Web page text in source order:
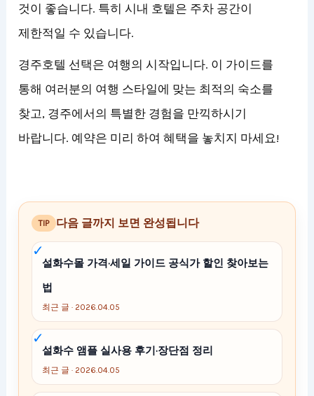
것이 좋습니다. 특히 시내 호텔은 주차 공간이
제한적일 수 있습니다.
경주호텔 선택은 여행의 시작입니다. 이 가이드를
통해 여러분의 여행 스타일에 맞는 최적의 숙소를
찾고, 경주에서의 특별한 경험을 만끽하시기
바랍니다. 예약은 미리 하여 혜택을 놓치지 마세요!
TIP 다음 글까지 보면 완성됩니다
설화수몰 가격·세일 가이드 공식가 할인 찾아보는
법
최근 글 · 2026.04.05
설화수 앰플 실사용 후기·장단점 정리
최근 글 · 2026.04.05